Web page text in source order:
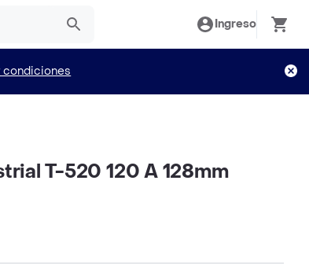
Ingreso
condiciones
T-520 120 A 128mm